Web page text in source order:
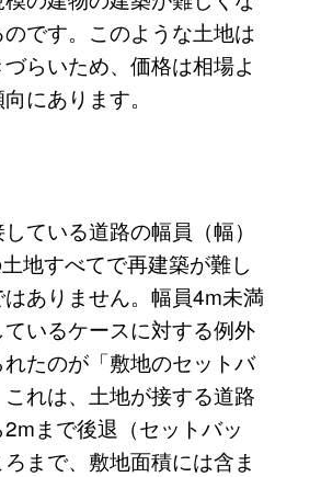
です。このような土地は
らいため、価格は相場よ
にあります。
ている道路の幅員（幅）
地すべてで再建築が難し
はありません。幅員4m未満
いるケースに対する例外
たのが「敷地のセットバ
れは、土地が接する道路
まで後退（セットバッ
まで、敷地面積には含ま